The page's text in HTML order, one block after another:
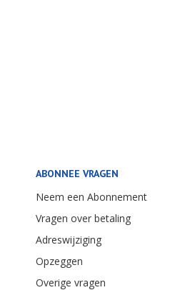
ABONNEE VRAGEN
Neem een Abonnement
Vragen over betaling
Adreswijziging
Opzeggen
Overige vragen